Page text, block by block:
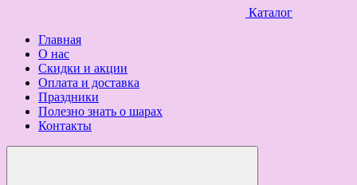
Каталог
Главная
О нас
Скидки и акции
Оплата и доставка
Праздники
Полезно знать о шарах
Контакты